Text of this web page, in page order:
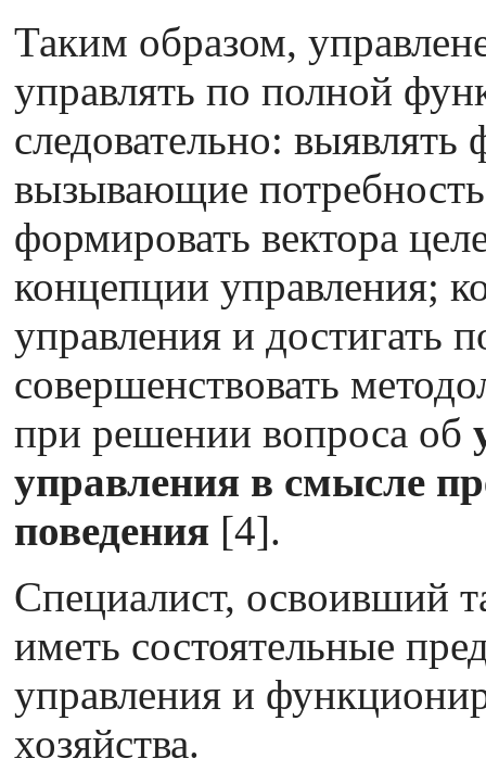
Таким образом,
управлять по полной
следовательно:
вызывающие
формировать вектора
концепции управления;
управления и достигать
совершенствовать
при решении вопроса об
управления в смысле
поведения [4].
Специалист, освоивший
иметь состоятельные
управления и
хозяйства.